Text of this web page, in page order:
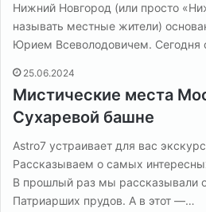
Нижний Новгород (или просто
называть местные жители)
Юрием Всеволодовичем. Сегодня
25.06.2024
Мистические места
Сухаревой башне
Astro7 устраивает для вас
Рассказываем о самых
В прошлый раз мы рассказывали
Патриарших прудов. А в этот —…